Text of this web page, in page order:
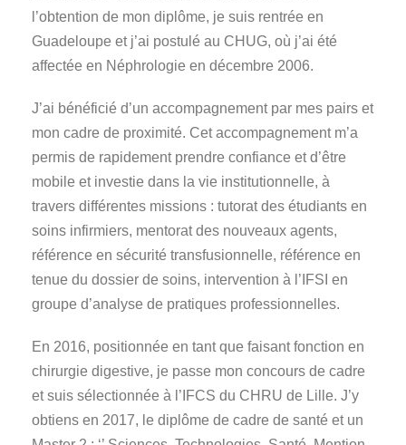
l’obtention de mon diplôme, je suis rentrée en
Guadeloupe et j’ai postulé au CHUG, où j’ai été
affectée en Néphrologie en décembre 2006.
J’ai bénéficié d’un accompagnement par mes pairs et
mon cadre de proximité. Cet accompagnement m’a
permis de rapidement prendre confiance et d’être
mobile et investie dans la vie institutionnelle, à
travers différentes missions : tutorat des étudiants en
soins infirmiers, mentorat des nouveaux agents,
référence en sécurité transfusionnelle, référence en
tenue du dossier de soins, intervention à l’IFSI en
groupe d’analyse de pratiques professionnelles.
En 2016, positionnée en tant que faisant fonction en
chirurgie digestive, je passe mon concours de cadre
et suis sélectionnée à l’IFCS du CHRU de Lille. J’y
obtiens en 2017, le diplôme de cadre de santé et un